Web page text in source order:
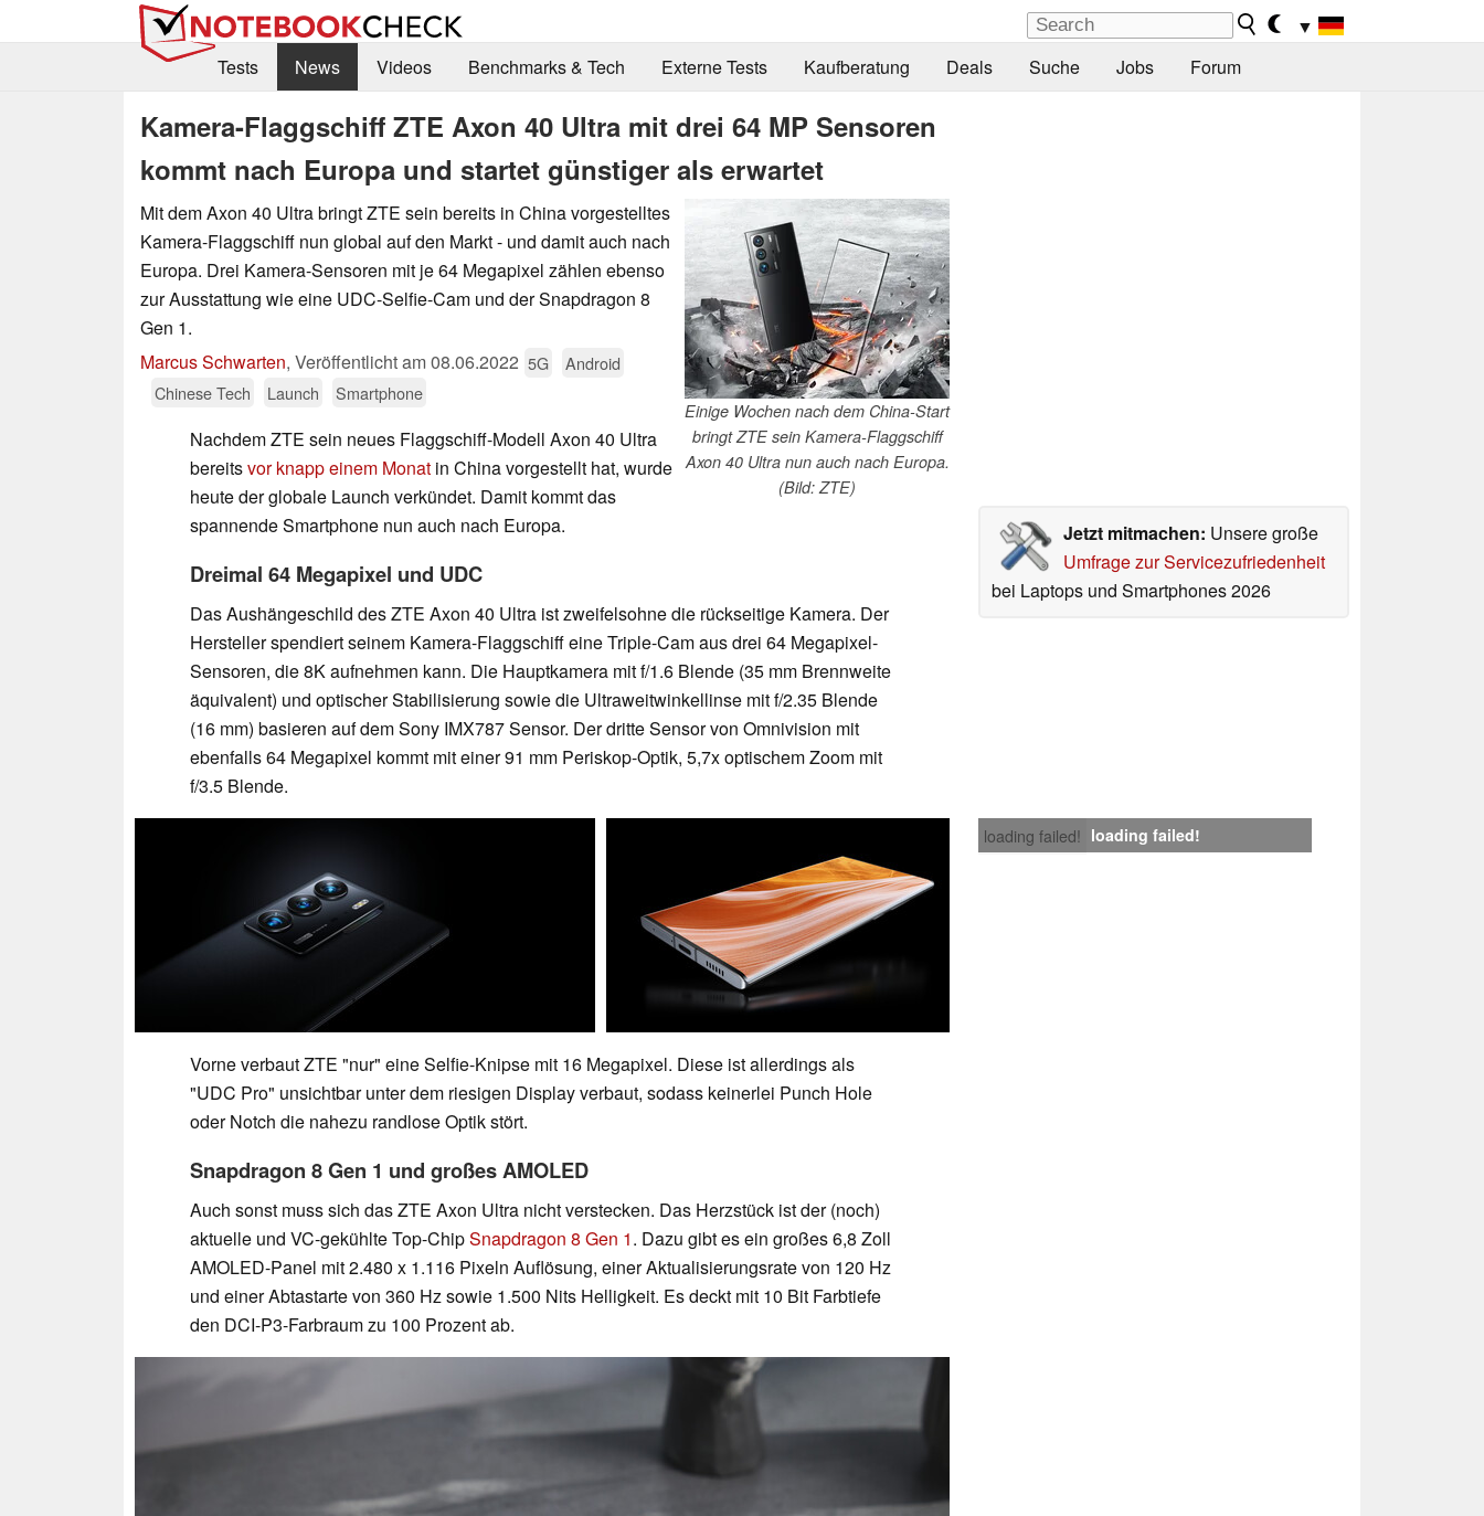
▼
Tests
News Videos Benchmarks & Tech Externe Tests Kaufberatung Deals Suche Jobs Forum
Kamera-Flaggschiff ZTE Axon 40 Ultra mit drei 64 MP Sensoren
kommt nach Europa und startet günstiger als erwartet
Einige Wochen nach dem China-Start
bringt ZTE sein Kamera-Flaggschiff
Axon 40 Ultra nun auch nach Europa.
(Bild: ZTE)
Mit dem Axon 40 Ultra bringt ZTE sein bereits in China vorgestelltes
Kamera-Flaggschiff nun global auf den Markt - und damit auch nach
Europa. Drei Kamera-Sensoren mit je 64 Megapixel zählen ebenso
zur Ausstattung wie eine UDC-Selfie-Cam und der Snapdragon 8
Gen 1.
Marcus Schwarten, Veröffentlicht am08.06.2022 5G
Android
Chinese Tech
Launch Smartphone
Jetzt mitmachen: Unsere große
Umfrage zur Servicezufriedenheit
bei Laptops und Smartphones 2026
Nachdem ZTE sein neues Flaggschiff-Modell Axon 40 Ultra
bereitsvor knapp einem Monat in China vorgestellt hat, wurde
heute der globale Launch verkündet. Damit kommt das
spannende Smartphone nun auch nach Europa.
Dreimal 64 Megapixel und UDC
Das Aushängeschild des ZTE Axon 40 Ultra ist zweifelsohne die rückseitige Kamera. Der
Hersteller spendiert seinem Kamera-Flaggschiff eine Triple-Cam aus drei 64 Megapixel-
Sensoren, die 8K aufnehmen kann. Die Hauptkamera mit f/1.6 Blende (35 mm Brennweite
äquivalent) und optischer Stabilisierung sowie die Ultraweitwinkellinse mit f/2.35 Blende
(16 mm) basieren auf dem Sony IMX787 Sensor. Der dritte Sensor von Omnivision mit
ebenfalls 64 Megapixel kommt mit einer 91 mm Periskop-Optik, 5,7x optischem Zoom mit
f/3.5 Blende.
loading failed! loading failed!
Vorne verbaut ZTE "nur" eine Selfie-Knipse mit 16 Megapixel. Diese ist allerdings als
"UDC Pro" unsichtbar unter dem riesigen Display verbaut, sodass keinerlei Punch Hole
oder Notch die nahezu randlose Optik stört.
Snapdragon 8 Gen 1 und großes AMOLED
Auch sonst muss sich das ZTE Axon Ultra nicht verstecken. Das Herzstück ist der (noch)
aktuelle und VC-gekühlte Top-ChipSnapdragon 8 Gen 1. Dazu gibt es ein großes 6,8 Zoll
AMOLED-Panel mit 2.480 x 1.116 Pixeln Auflösung, einer Aktualisierungsrate von 120 Hz
und einer Abtastarte von 360 Hz sowie 1.500 Nits Helligkeit. Es deckt mit 10 Bit Farbtiefe
den DCI-P3-Farbraum zu 100 Prozent ab.